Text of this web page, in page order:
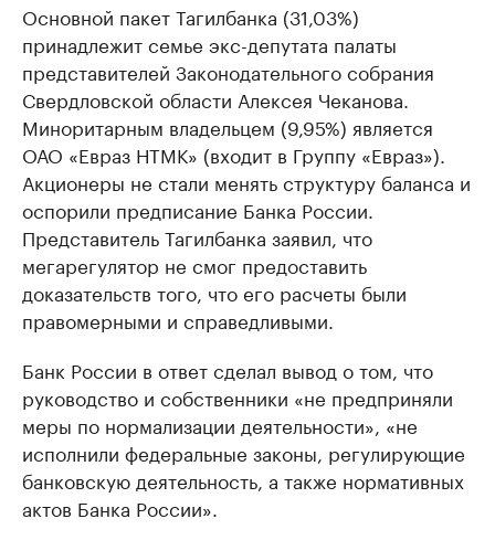
Основной пакет Тагилбанка (31,03%)
принадлежит семье экс-депутата палаты
представителей Законодательного собрания
Свердловской области Алексея Чеканова.
Миноритарным владельцем (9,95%) является
ОАО «Евраз НТМК» (входит в Группу «Евраз»).
Акционеры не стали менять структуру баланса и
оспорили предписание Банка России.
Представитель Тагилбанка заявил, что
мегарегулятор не смог предоставить
доказательств того, что его расчеты были
правомерными и справедливыми.
Банк России в ответ сделал вывод о том, что
руководство и собственники «не предприняли
меры по нормализации деятельности», «не
исполнили федеральные законы, регулирующие
банковскую деятельность, а также нормативных
актов Банка России».